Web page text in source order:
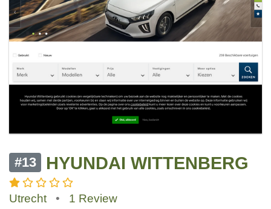
#13 HYUNDAI WITTENBERG
Utrecht • 1 Review